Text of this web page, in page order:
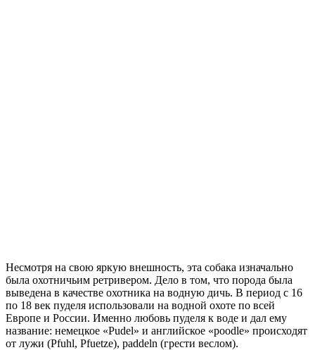
Несмотря на свою яркую внешность, эта собака изначально
была охотничьим ретривером. Дело в том, что порода была
выведена в качестве охотника на водную дичь. В период с 16
по 18 век пуделя использовали на водной охоте по всей
Европе и России. Именно любовь пуделя к воде и дал ему
название: немецкое «Pudel» и английское «poodle» происходят
от лужи (Pfuhl, Pfuetze), paddeln (грести веслом).